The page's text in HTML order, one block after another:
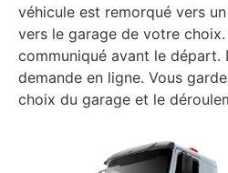
véhicule est remorqué vers
vers le garage de votre
communiqué avant le départ.
demande en ligne. Vous
choix du garage et le